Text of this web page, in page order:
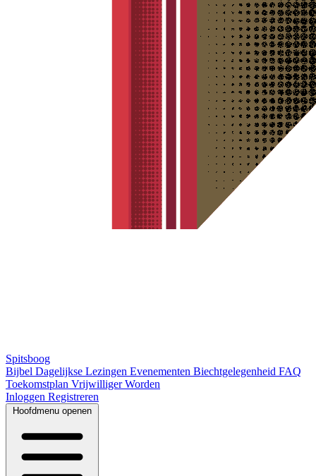
Spitsboog
Bijbel Dagelijkse Lezingen Evenementen Biechtgelegenheid FAQ
Toekomstplan Vrijwilliger Worden
Inloggen Registreren
Hoofdmenu openen